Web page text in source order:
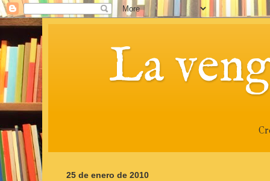
La
25 de enero de 2010